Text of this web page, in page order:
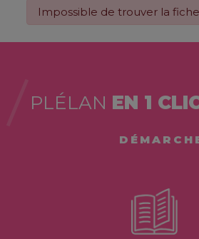
Impossible de trouver la
PLÉLAN EN 1